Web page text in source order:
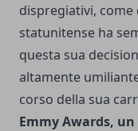
dispregiativi,
statunitense ha
questa sua
altamente
corso della sua
Emmy Awards,